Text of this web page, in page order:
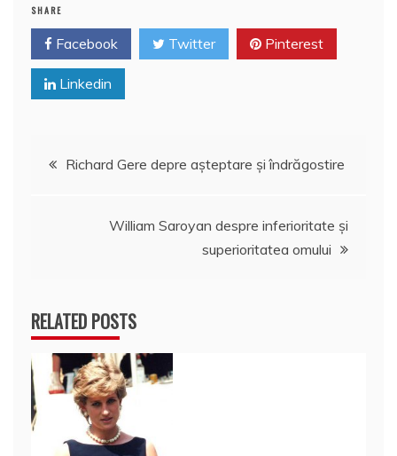
SHARE
Facebook Twitter Pinterest
Linkedin
Navigare
Richard Gere depre așteptare și îndrăgostire
William Saroyan despre inferioritate şi
superioritatea omului
RELATED POSTS